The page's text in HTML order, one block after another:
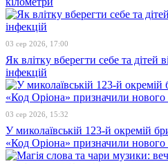
03 сер 2026, 17:00
Як влітку вберегти себе та
інфекцій
03 сер 2026, 15:32
У миколаївській 123-й окремій
«Код Оріона» призначили